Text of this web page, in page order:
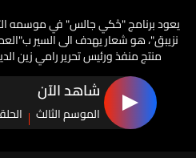
يعود برنامج "حْكي جالس" في موسمه
نزيبق"، هو شعار يهدف الى السير
منتج منفذ ورئيس تحرير رامي زين
شاهد الآن
الموسم الثالث